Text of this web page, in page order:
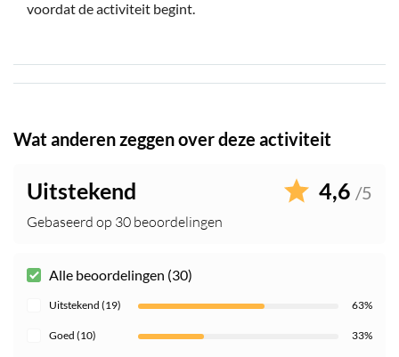
voordat de activiteit begint.
Wat anderen zeggen over deze activiteit
Uitstekend 4,6 /5
Gebaseerd op 30 beoordelingen
Alle beoordelingen (30)
Uitstekend (19) 63%
Goed (10) 33%